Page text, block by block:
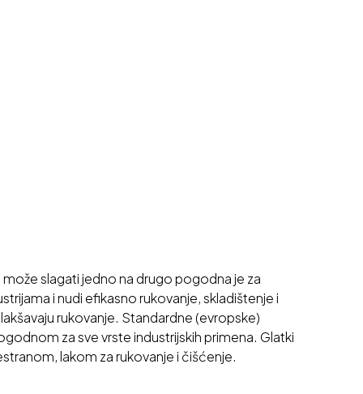
može slagati jedno na drugo pogodna je za
i nudi efikasno rukovanje, skladištenje i
rukovanje. Standardne (evropske)
za sve vrste industrijskih primena. Glatki
lakom za rukovanje i čišćenje.